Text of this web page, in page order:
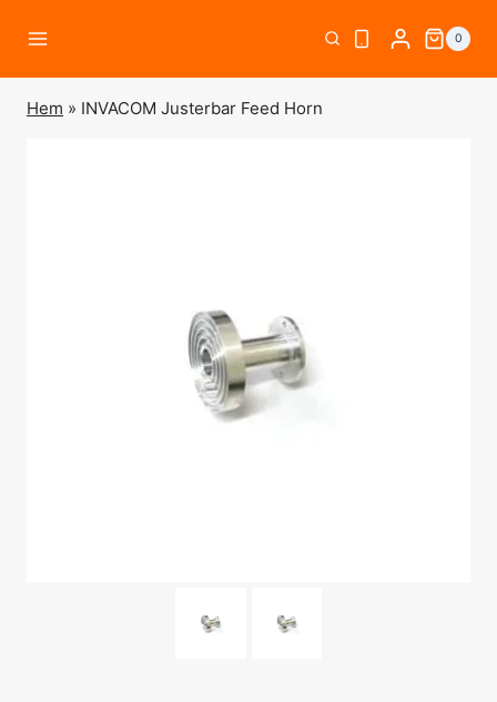
0
Hem » INVACOM Justerbar Feed Horn